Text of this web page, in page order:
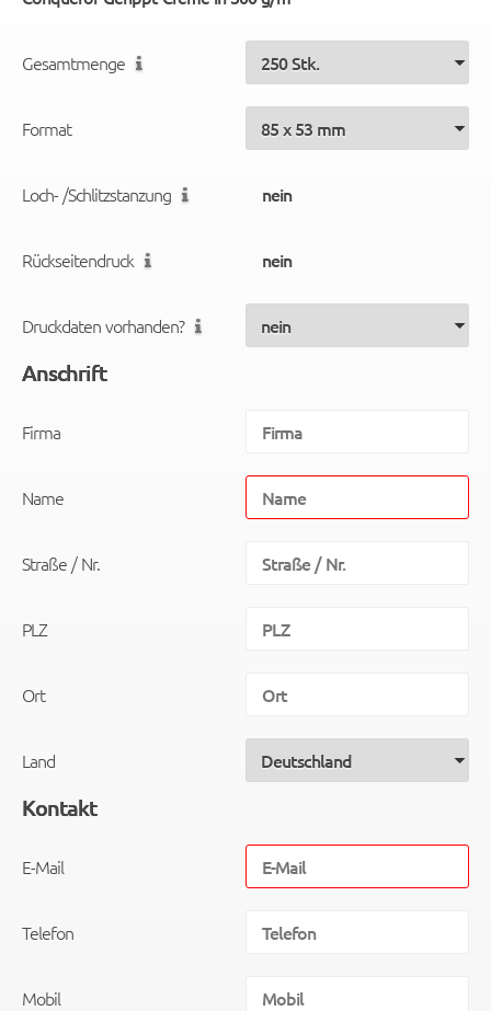
Gesamtmenge
Format
Loch- /Schlitzstanzung
Rückseitendruck
Druckdaten vorhanden?
Anschrift
Firma
Name
Straße / Nr.
PLZ
Ort
Land
Kontakt
E-Mail
Telefon
Mobil